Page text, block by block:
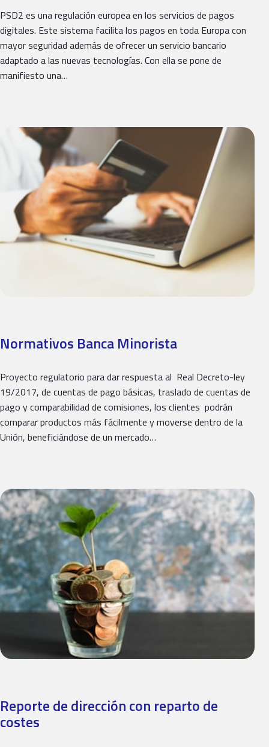
PSD2 es una regulación europea en los servicios de pagos
digitales. Este sistema facilita los pagos en toda Europa con
mayor seguridad además de ofrecer un servicio bancario
adaptado a las nuevas tecnologías. Con ella se pone de
manifiesto una…
Normativos Banca Minorista
Proyecto regulatorio para dar respuesta al Real Decreto-ley
19/2017, de cuentas de pago básicas, traslado de cuentas de
pago y comparabilidad de comisiones, los clientes podrán
comparar productos más fácilmente y moverse dentro de la
Unión, beneficiándose de un mercado…
Reporte de dirección con reparto de
costes